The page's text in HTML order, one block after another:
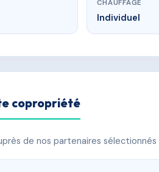
CHAUFFAGE
Individuel
copropriété
de nos partenaires sélectionnés